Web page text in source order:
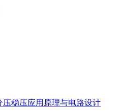
压稳压应用原理与电路设计